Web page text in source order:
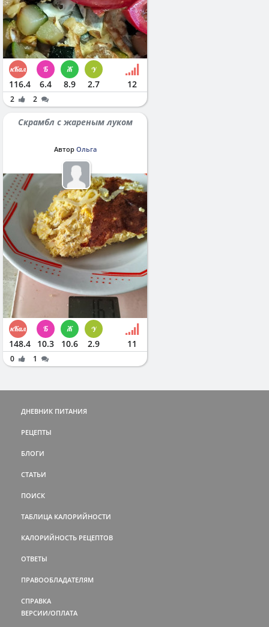
116.4 6.4 8.9 2.7 12
2 2
Скрамбл с жареным луком
Автор Ольга
148.4 10.3 10.6 2.9 11
0 1
ДНЕВНИК ПИТАНИЯ
РЕЦЕПТЫ
БЛОГИ
СТАТЬИ
ПОИСК
ТАБЛИЦА КАЛОРИЙНОСТИ
КАЛОРИЙНОСТЬ РЕЦЕПТОВ
ОТВЕТЫ
ПРАВООБЛАДАТЕЛЯМ
СПРАВКА
ВЕРСИИ/ОПЛАТА